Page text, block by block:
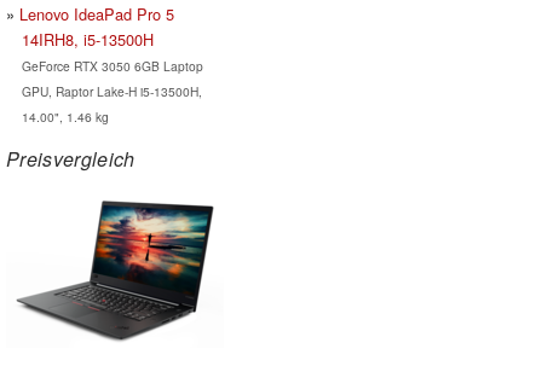
Lenovo IdeaPad Pro 5
14IRH8, i5-13500H
GeForce RTX 3050 6GB Laptop
GPU, Raptor Lake-H i5-13500H,
14.00", 1.46 kg
Preisvergleich